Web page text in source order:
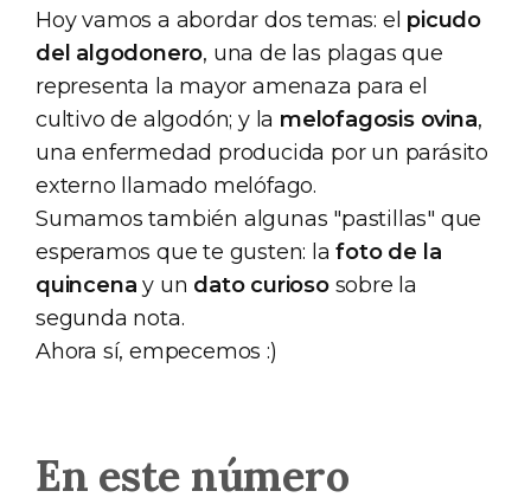
Hoy vamos a abordar dos temas: el picudo
del algodonero, una de las plagas que
representa la mayor amenaza para el
cultivo de algodón; y la melofagosis ovina,
una enfermedad producida por un parásito
externo llamado melófago.
Sumamos también algunas "pastillas" que
esperamos que te gusten: lafoto de la
quincena y un dato curiososobre la
segunda nota.
Ahora sí, empecemos :)
En este número